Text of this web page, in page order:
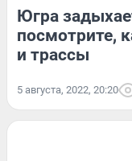
Югра
посмотрите,
и трассы
5 августа, 2022, 20:20